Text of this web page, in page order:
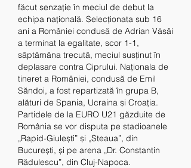
făcut senzație în meciul de debut la
echipa națională. Selecționata sub 16
ani a României condusă de Adrian Văsâi
a terminat la egalitate, scor 1-1,
săptămâna trecută, meciul susținut în
deplasare contra Ciprului. Naționala de
tineret a României, condusă de Emil
Săndoi, a fost repartizată în grupa B,
alături de Spania, Ucraina și Croația.
Partidele de la EURO U21 găzduite de
România se vor disputa pe stadioanele
„Rapid-Giulești” și „Steaua”, din
București, și pe arena „Dr. Constantin
Rădulescu”, din Cluj-Napoca.